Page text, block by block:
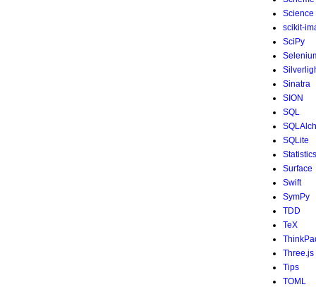
Science
scikit-
SciPy
Sinatra
SION
SQL
SQLite
Statistics
Surface
Swift
SymPy
TDD
TeX
Three.js
Tips
TOML